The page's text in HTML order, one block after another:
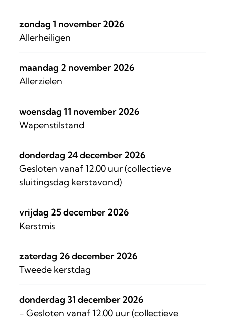
zondag 1 november 2026
Allerheiligen
maandag 2 november 2026
Allerzielen
woensdag 11 november 2026
Wapenstilstand
donderdag 24 december 2026
Gesloten vanaf 12.00 uur (collectieve
sluitingsdag kerstavond)
vrijdag 25 december 2026
Kerstmis
zaterdag 26 december 2026
Tweede kerstdag
donderdag 31 december 2026
- Gesloten vanaf 12.00 uur (collectieve